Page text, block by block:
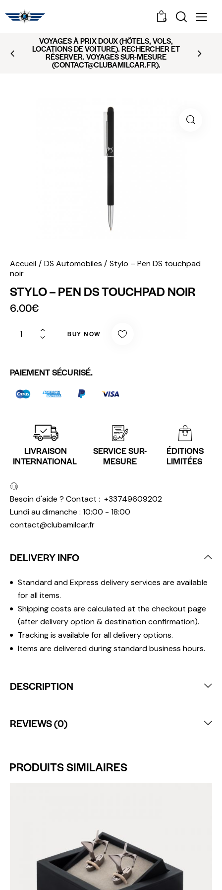
0
VOYAGES À PRIX DOUX (HÔTELS, VOLS,
LOCATIONS DE VOITURE). RECHERCHER ET
RÉSERVER. VOYAGES SUR-MESURE
(CONTACT@CLUBAMILCAR.FR).
Accueil DS Automobiles
Stylo – Pen DS touchpad
noir
STYLO – PEN DS TOUCHPAD NOIR
6.00€
BUY NOW
PAIEMENT SÉCURISÉ.
LIVRAISON
INTERNATIONAL
SERVICE SUR-
MESURE
ÉDITIONS
LIMITÉES
Besoin d'aide ? Contact : +33749609202
Lundi au dimanche : 10:00 - 18:00
contact@clubamilcar.fr
DELIVERY INFO
Standard and Express delivery services are available
for all items.
Shipping costs are calculated at the checkout page
(after delivery option & destination confirmation).
Tracking is available for all delivery options.
Items are delivered during standard business hours.
DESCRIPTION
REVIEWS (0)
PRODUITS SIMILAIRES